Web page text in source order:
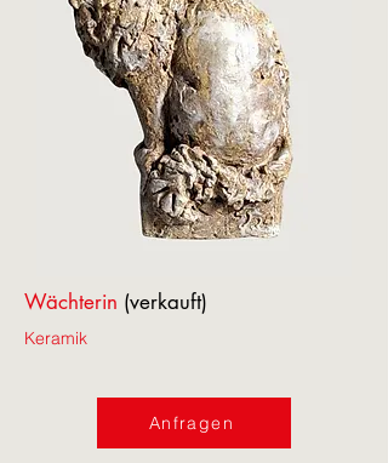
Wächterin (verkauft)
Keramik
Anfragen